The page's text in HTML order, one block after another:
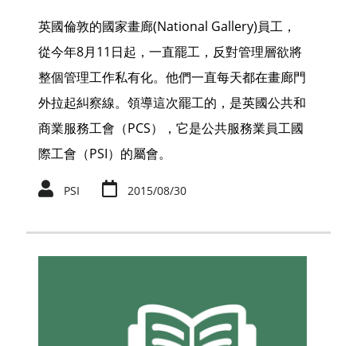
英國倫敦的國家畫廊(National Gallery)員工，
從今年8月11日起，一直罷工，反對管理層欲將
整個管理工作私有化。他們一直每天都在畫廊門
外拉起糾察線。領導這次罷工的，是英國公共和
商業服務工會（PCS），它是公共服務業員工國
際工會（PSI）的屬會。
PSI 2015/08/30